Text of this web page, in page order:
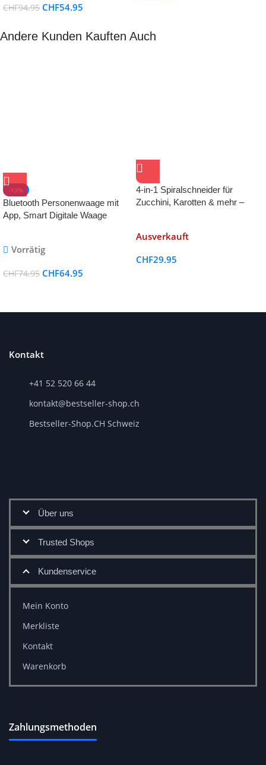
CHF94.95 CHF54.95
Andere Kunden Kauften Auch
-13%
Bluetooth Personenwaage mit
App, Smart Digitale Waage
Vorrätig
CHF74.95 CHF64.95
4-in-1 Spiralschneider für
Zucchini, Karotten & mehr –
Ausverkauft
CHF29.95
Kontakt
+41 52 520 66 44
kontakt@bestseller-shop.ch
Bestseller-Shop.CH Schweiz
Über uns
Trusted Shops
Kundenservice
Mein Konto
Merkliste
Kontakt
Warenkorb
Zahlungsmethoden